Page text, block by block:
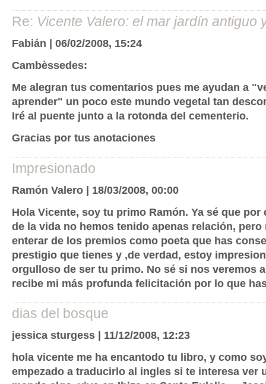
Re: Vicente Valero: el mar jardín antiguo
Fabián | 06/02/2008, 15:24
Cambèssedes:
Me alegran tus comentarios pues me ayudan a
aprender" un poco este mundo vegetal tan
Iré al puente junto a la rotonda del cementerio.
Gracias por tus anotaciones
Impresionado
Ramón Valero | 18/03/2008, 00:00
Hola Vicente, soy tu primo Ramón. Ya sé que
de la vida no hemos tenido apenas relación, pero
enterar de los premios como poeta que has
prestigio que tienes y ,de verdad, estoy
orgulloso de ser tu primo. No sé si nos veremos
recibe mi más profunda felicitación por lo que
dias del bosque
jessica sturgess | 11/12/2008, 12:23
hola vicente me ha encantodo tu libro, y como
empezado a traducirlo al ingles si te interesa ver